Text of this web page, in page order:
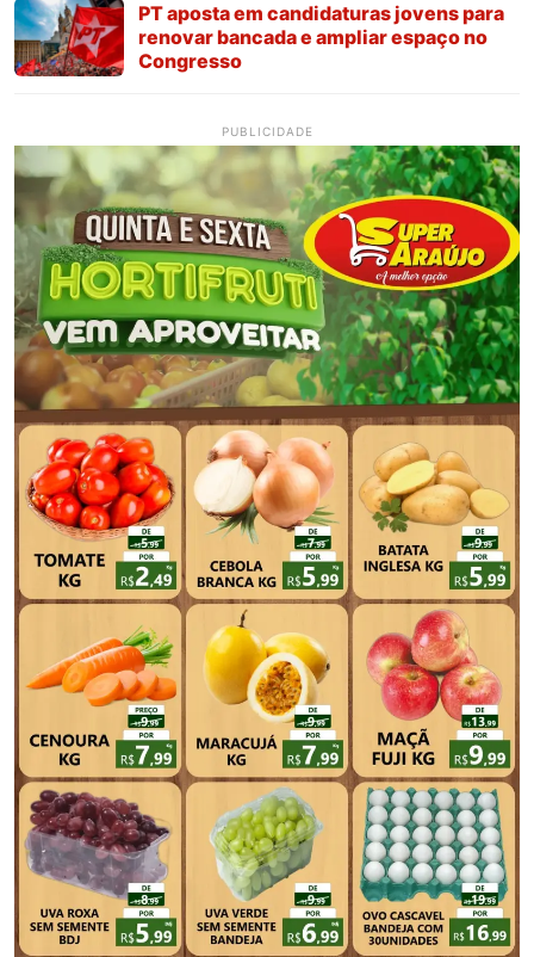
PT aposta em candidaturas jovens para
renovar bancada e ampliar espaço no
Congresso
PUBLICIDADE